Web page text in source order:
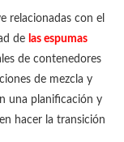
relacionadas con el
de las espumas
de contenedores
de mezcla y
una planificación y
hacer la transición